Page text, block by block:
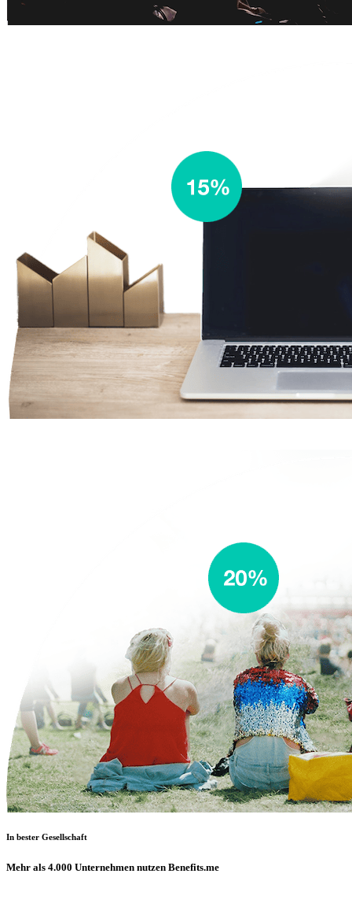
In bester Gesellschaft
Mehr als 4.000 Unternehmen nutzen Benefits.me